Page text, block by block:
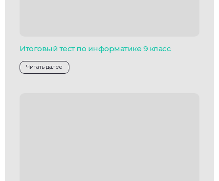
Итоговый тест по информатике 9 класс
Читать далее